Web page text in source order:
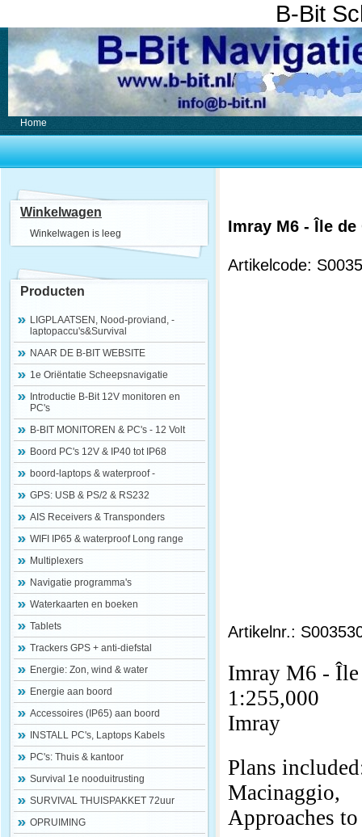
B-Bit
Home
Winkelwagen
Winkelwagen is leeg
Producten
LIGPLAATSEN, Nood-proviand, -
laptopaccu's&Survival
NAAR DE B-BIT WEBSITE
1e Oriëntatie Scheepsnavigatie
Introductie B-Bit 12V monitoren en
PC's
B-BIT MONITOREN & PC's - 12 Volt
Boord PC's 12V & IP40 tot IP68
boord-laptops & waterproof -
GPS: USB & PS/2 & RS232
AIS Receivers & Transponders
WIFI IP65 & waterproof Long range
Multiplexers
Navigatie programma's
Waterkaarten en boeken
Tablets
Trackers GPS + anti-diefstal
Energie: Zon, wind & water
Energie aan boord
Accessoires (IP65) aan boord
INSTALL PC's, Laptops Kabels
PC's: Thuis & kantoor
Survival 1e nooduitrusting
SURVIVAL THUISPAKKET 72uur
OPRUIMING
Imray M6 - Île de
Artikelcode:
Artikelnr.:
Imray M6 -
1:255,000
Imray
Plans
Approaches